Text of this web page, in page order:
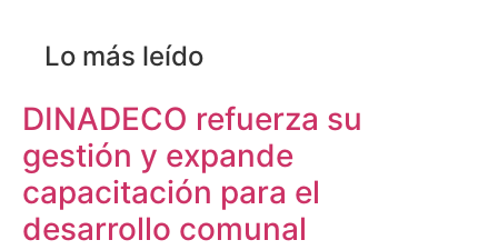
Lo más leído
DINADECO refuerza su
gestión y expande
capacitación para el
desarrollo comunal